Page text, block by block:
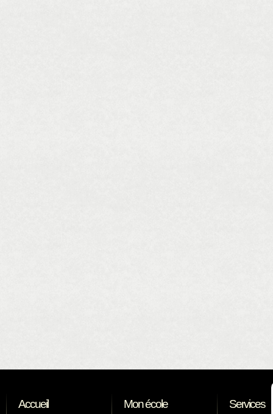
Accueil Mon école Services